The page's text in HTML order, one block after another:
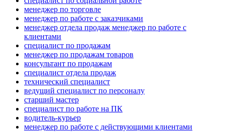
менеджер по торговле
менеджер по работе с заказчиками
менеджер отдела продаж менеджер по работе с
клиентами
специалист по продажам
менеджер по продажам товаров
консультант по продажам
специалист отдела продаж
технический специалист
ведущий специалист по персоналу
старший мастер
специалист по работе на ПК
водитель-курьер
менеджер по работе с действующими клиентами